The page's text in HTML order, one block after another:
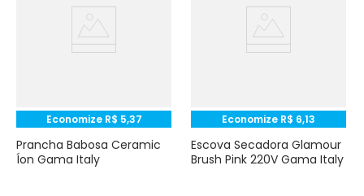
Economize R$ 5,37
Prancha Babosa Ceramic
Íon Gama Italy
Economize R$ 6,13
Escova Secadora Glamour
Brush Pink 220V Gama Italy